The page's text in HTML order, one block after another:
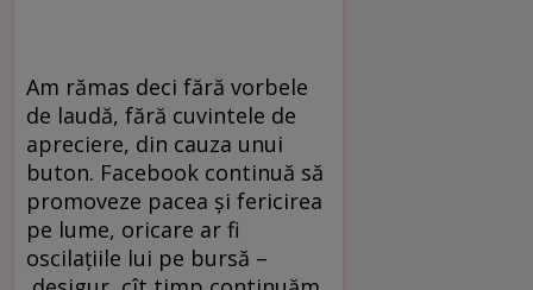
Am rămas deci fără vorbele
de laudă, fără cuvintele de
apreciere, din cauza unui
buton. Facebook continuă să
promoveze pacea și fericirea
pe lume, oricare ar fi
oscilațiile lui pe bursă –